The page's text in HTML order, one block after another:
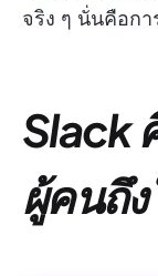
จริง ๆ นั่นคือกา
Slack
ผู้คนถึ